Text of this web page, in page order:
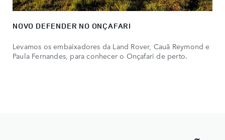
NOVO DEFENDER NO ONÇAFARI
Levamos os embaixadores da Land Rover, Cauã Reymond e
Paula Fernandes, para conhecer o Onçafari de perto.